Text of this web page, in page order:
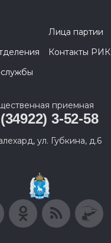
Лица партии
Контакты РИК
приемная
3-52-58
ул. Губкина, д.6